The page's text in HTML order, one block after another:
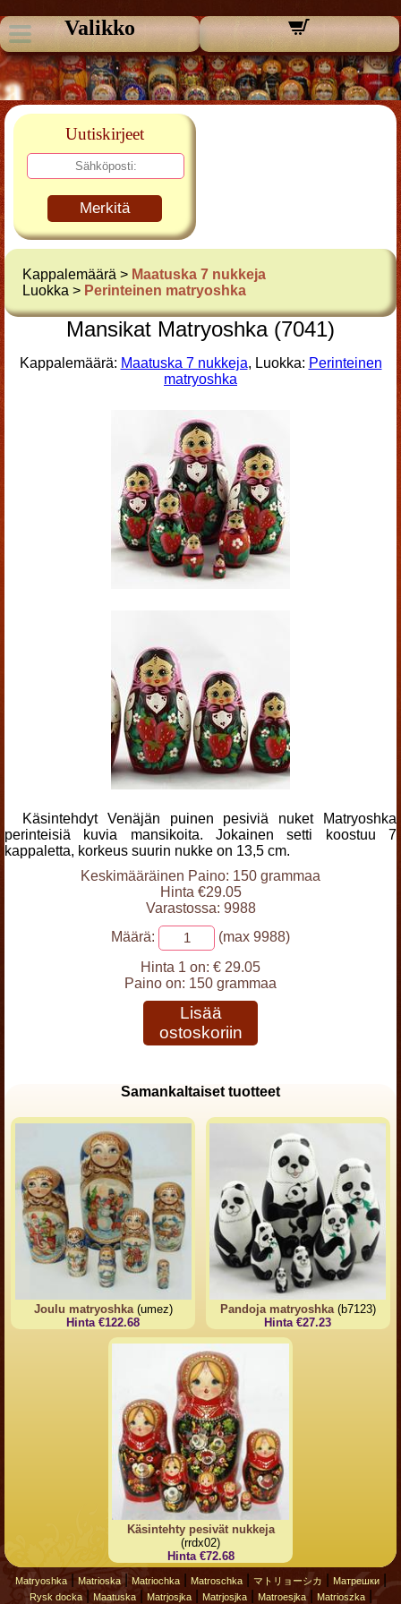
Valikko
Uutiskirjeet
Merkitä
Kappalemäärä > Maatuska 7 nukkeja
Luokka > Perinteinen matryoshka
Mansikat Matryoshka (7041)
Kappalemäärä: Maatuska 7 nukkeja, Luokka: Perinteinen
matryoshka
Käsintehdyt Venäjän puinen pesiviä nuket Matryoshka
perinteisiä kuvia mansikoita. Jokainen setti koostuu 7
kappaletta, korkeus suurin nukke on 13,5 cm.
Keskimääräinen Paino: 150 grammaa
Hinta €29.05
Varastossa: 9988
Määrä:
(max 9988)
Hinta 1 on: € 29.05
Paino on: 150 grammaa
Lisää
ostoskoriin
Samankaltaiset tuotteet
Joulu matryoshka(umez)
Hinta €122.68
Pandoja matryoshka(b7123)
Hinta €27.23
Käsintehty pesivät nukkeja
(rrdx02)
Hinta €72.68
Matryoshka| Matrioska| Matriochka| Matroschka| マトリョーシカ Матрешки|
Rysk docka| Maatuska| Matrjosjka| Matrjosjka| Matroesjka| Matrioszka|